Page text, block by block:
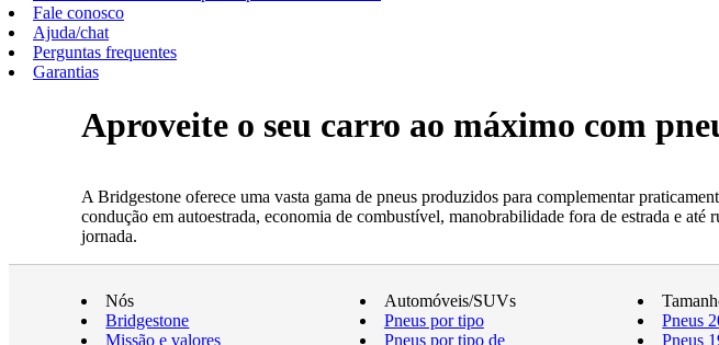
Fale conosco
Ajuda/chat
Perguntas frequentes
Garantias
Aproveite o seu carro ao máximo com
A Bridgestone oferece uma vasta gama de pneus produzidos para complementar
condução em autoestrada, economia de combustível, manobrabilidade fora de estrada e
jornada.
Nós
Bridgestone
Missão e valores
Automóveis/SUVs
Pneus por tipo
Pneus por tipo de
Pneus
Pneus